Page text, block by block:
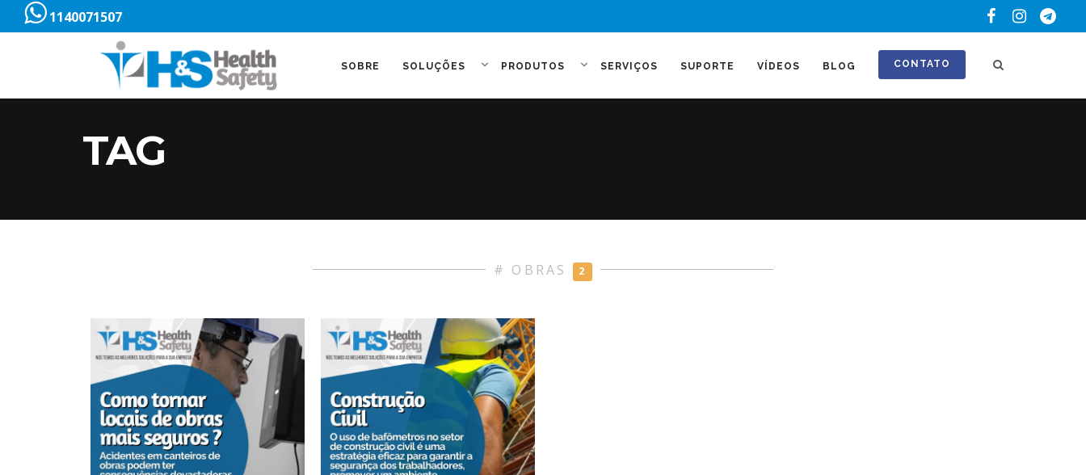
1140071507
SOBRE SOLUÇÕES PRODUTOS SERVIÇOS SUPORTE VÍDEOS BLOG CONTATO
TAG
# OBRAS 2